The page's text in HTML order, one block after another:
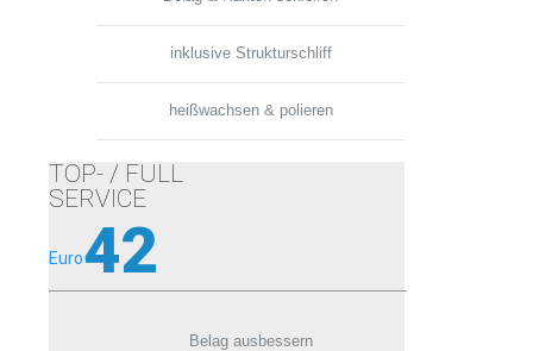
inklusive Strukturschliff
heißwachsen & polieren
TOP- / FULL
SERVICE
Euro42
Belag ausbessern